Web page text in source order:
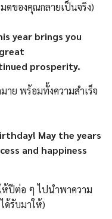
ของคุณกลายเป็นจริง)
year brings you
prosperity.
ย พร้อมทั้งความสำเร็จ
May the years
and happiness
ห้ปีต่อ ๆ ไปนำพาความ
ด้รับมาให้)